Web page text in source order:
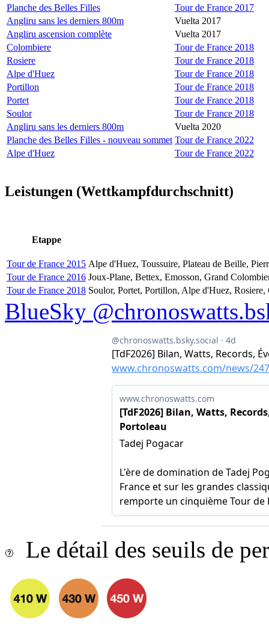
Planche des Belles Filles
Tour de France 2017
Angliru sans les derniers 800m
Vuelta 2017
Angliru ascension complète
Vuelta 2017
Colombiere
Tour de France 2018
Rosiere
Tour de France 2018
Alpe d'Huez
Tour de France 2018
Portillon
Tour de France 2018
Portet
Tour de France 2018
Soulor
Tour de France 2018
Angliru sans les derniers 800m
Vuelta 2020
Planche des Belles Filles - nouveau sommet Tour de France 2022
Alpe d'Huez
Tour de France 2022
Leistungen (Wettkampfdurchschnitt)
Etappe
Tour de France 2015 Alpe d'Huez, Toussuire, Plateau de Beille,
Tour de France 2016 Joux-Plane, Bettex, Emosson, Grand
Tour de France 2018 Soulor, Portet, Portillon, Alpe d'Huez, Rosiere,
BlueSky
Le détail des seuils de